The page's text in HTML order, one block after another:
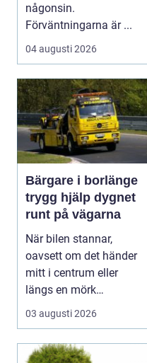
någonsin.
Förväntningarna är ...
04 augusti 2026
Bärgare i borlänge
trygg hjälp dygnet
runt på vägarna
När bilen stannar,
oavsett om det händer
mitt i centrum eller
längs en mörk
landsväg, handlar allt
03 augusti 2026